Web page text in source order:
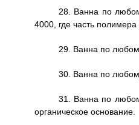
28. Ванна по
4000, где часть
29. Ванна по
30. Ванна по
31. Ванна по
органическое основание.